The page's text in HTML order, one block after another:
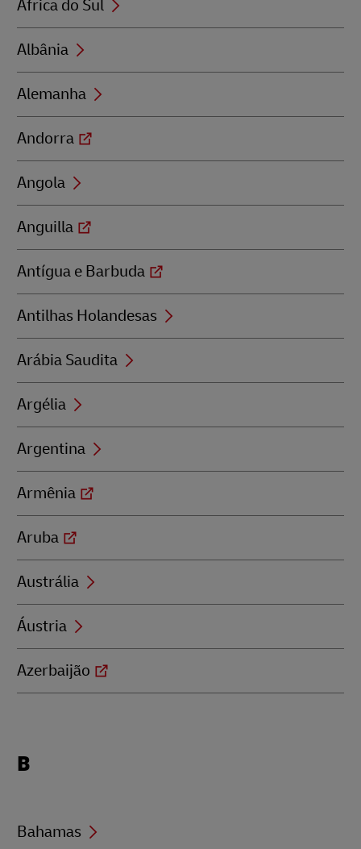
África do Sul
Albânia
Alemanha
Andorra
Angola
Anguilla
Antígua e Barbuda
Antilhas Holandesas
Arábia Saudita
Argélia
Argentina
Armênia
Aruba
Austrália
Áustria
Azerbaijão
beginning
B
Bahamas